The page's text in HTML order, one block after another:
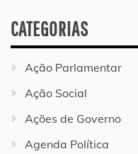
CATEGORIAS
Ação Parlamentar
Ação Social
Ações de Governo
Agenda Política